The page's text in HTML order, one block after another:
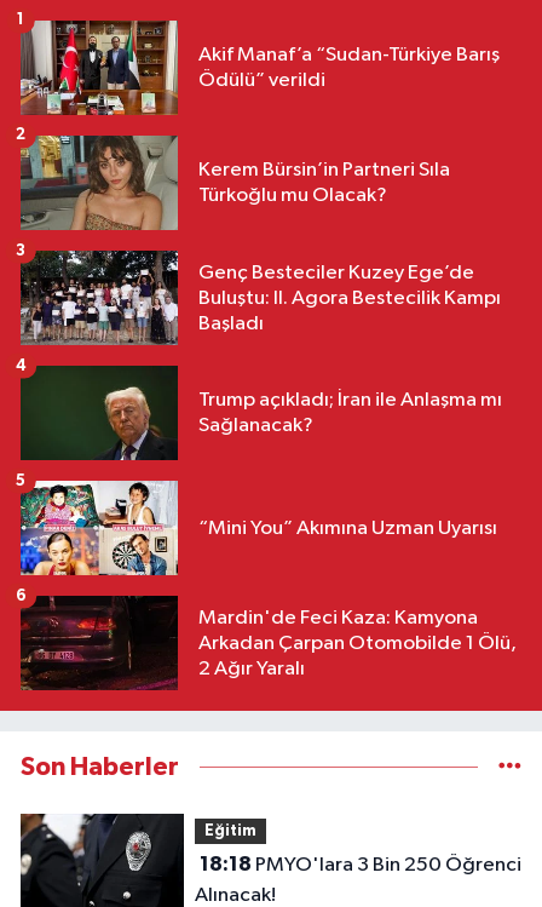
Akif Manaf’a “Sudan-Türkiye Barış
Ödülü” verildi
Kerem Bürsin’in Partneri Sıla
Türkoğlu mu Olacak?
2
Genç Besteciler Kuzey Ege’de
Buluştu: II. Agora Bestecilik Kampı
Başladı
3
Trump açıkladı; İran ile Anlaşma mı
Sağlanacak?
4
“Mini You” Akımına Uzman Uyarısı
5
Mardin'de Feci Kaza: Kamyona
Arkadan Çarpan Otomobilde 1 Ölü,
2 Ağır Yaralı
6
Son Haberler
Eğitim
18:18
Alınacak!